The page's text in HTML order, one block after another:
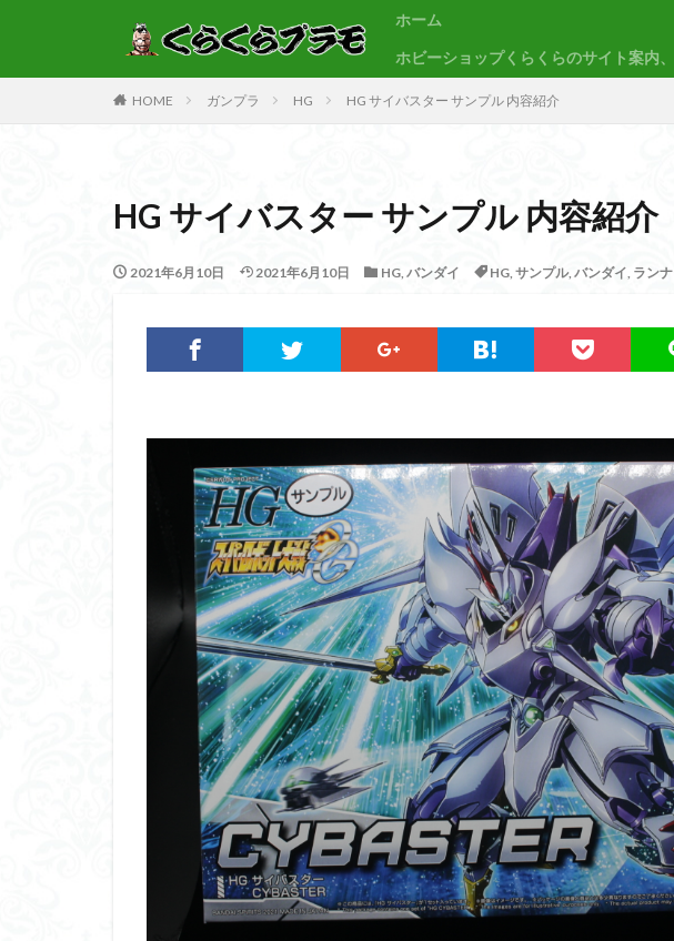
ホーム
ホビーショップくらくらのサイト案内
HOME ガンプラ HG HG サイバスター サンプル 内容紹介
HG サイバスター サンプル 内容紹介
2021年6月10日 2021年6月10日 HG, バンダイ HG, サンプル, バンダイ, ラン
カテゴリー
タグ
30MM 30MP
Figure-rise Standard Amplified
Figure-
HGUC
Imaginary Skeleton
SDワールドヒーローズ
SEED
ULTRAMAN SUIT
Urdr-Hunt wave
くらくらプラモアイギス
くらくらプラモ
くらくら・オブザデッドプラモコンペ
く
アイドルマスター
アイドルマスターシャ
アリスギア・アイギス
アリス・ギア・ア
ウルズハント
ウルトラマン ウルト
エンドオブヒーローズ
エヴァ エヴ
ガオガイガー
ガンダム ガンダム
ガンダムＳＥＥＤ
ガンプラ ガンプ
キングヘイロー
クウガ ククルスド
グランゾート
ゲッター ゲッターア
コピック塗装
コラボ コードビース
サンプル
ザク陣営 シタデル